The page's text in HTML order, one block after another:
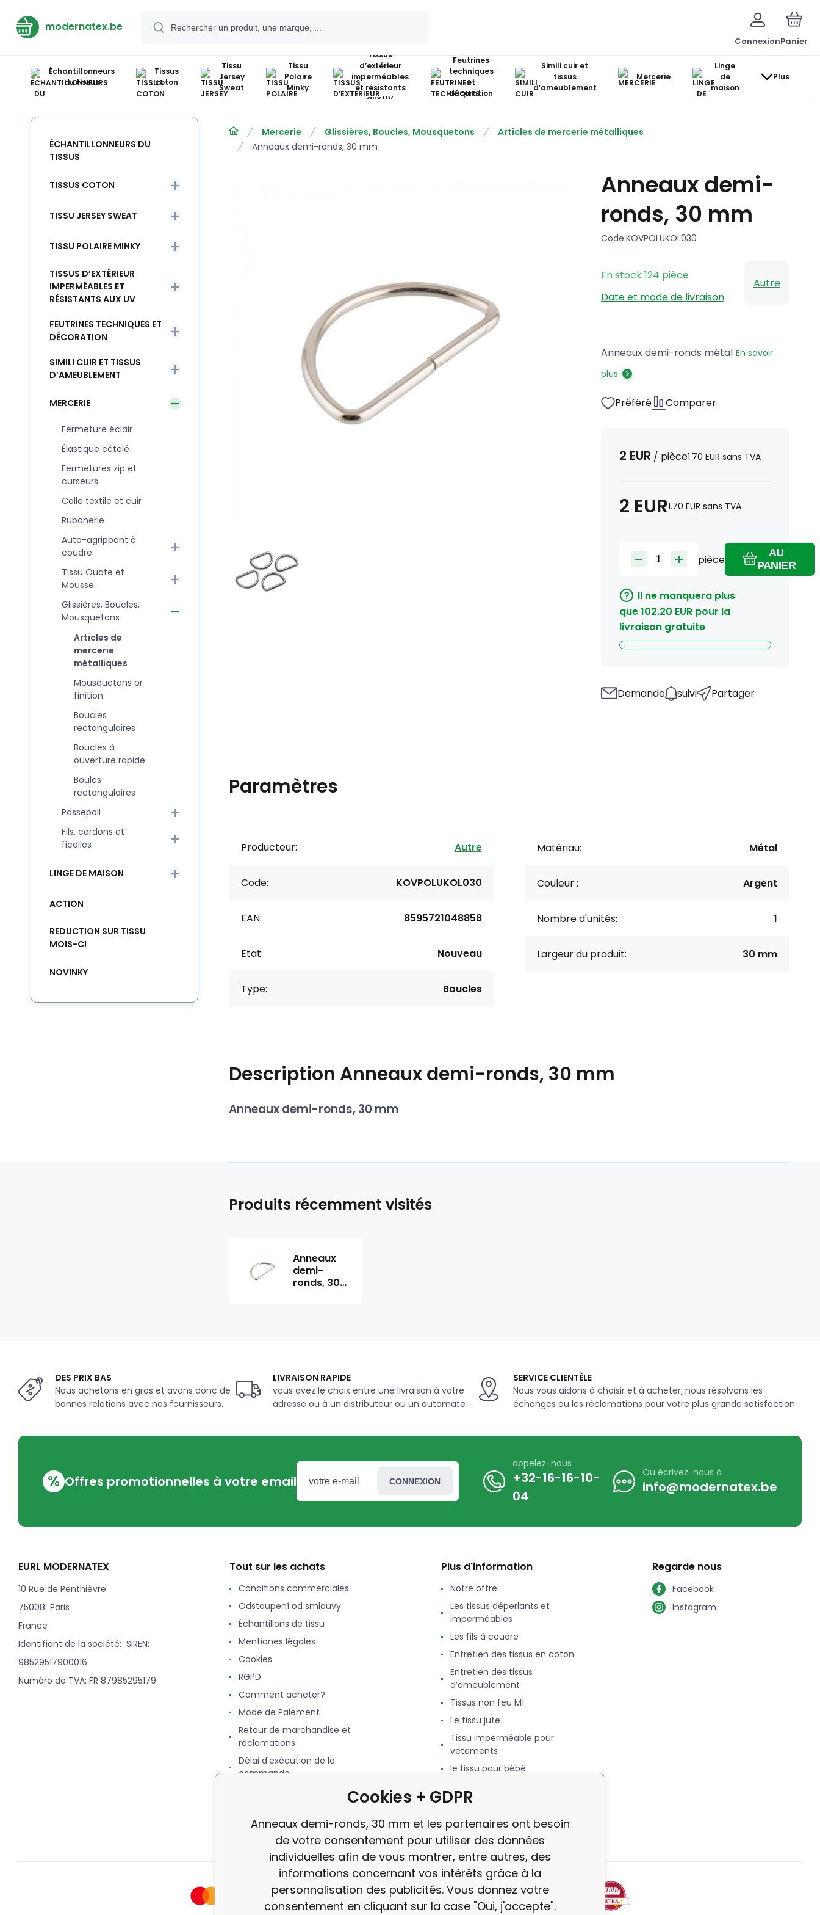
modernatex.be
ConnexionPanier
Échantillonneurs
du tissus
Tissus
coton
Tissu
Jersey
Sweat
Tissu
Polaire
Minky
Tissus
d’extérieur
imperméables
et résistants
aux UV
Feutrines
techniques
et
décoration
Simili cuir et
tissus
d’ameublement
Mercerie
Linge
de
maison
Plus
Mercerie Glissières, Boucles, Mousquetons
Articles de mercerie métalliques
Anneaux demi-ronds, 30 mm
Anneaux demi-
ronds, 30 mm
Code:KOVPOLUKOL030
En stock124 pièce
Date et mode de livraison
Autre
Anneaux demi-ronds métal En savoir
plus
Préféré Comparer
2 EUR / pièce1.70 EUR sans TVA
2 EUR1.70 EUR sans TVA
pièce
AU
PANIER
Il ne manquera plus
que102.20 EUR pour la
livraison gratuite
Demande suivi Partager
Paramètres
Producteur: Autre
Code: KOVPOLUKOL030
EAN: 8595721048858
Etat: Nouveau
Type: Boucles
Matériau: Métal
Couleur : Argent
Nombre d'unités: 1
Largeur du produit: 30 mm
Description Anneaux demi-ronds, 30 mm
Anneaux demi-ronds, 30 mm
ÉCHANTILLONNEURS DU
TISSUS
TISSUS COTON
TISSU JERSEY SWEAT
TISSU POLAIRE MINKY
TISSUS D’EXTÉRIEUR
IMPERMÉABLES ET
RÉSISTANTS AUX UV
FEUTRINES TECHNIQUES ET
DÉCORATION
SIMILI CUIR ET TISSUS
D’AMEUBLEMENT
MERCERIE
Fermeture éclair
Élastique côtelé
Fermetures zip et
curseurs
Colle textile et cuir
Rubanerie
Auto-agrippant à
coudre
Tissu Ouate et
Mousse
Glissières, Boucles,
Mousquetons
Articles de
mercerie
métalliques
Mousquetons or
finition
Boucles
rectangulaires
Boucles à
ouverture rapide
Boules
rectangulaires
Passepoil
Fils, cordons et
ficelles
LINGE DE MAISON
ACTION
REDUCTION SUR TISSU
MOIS-CI
NOVINKY
Produits récemment visités
Anneaux
demi-
ronds, 30
DES PRIX BAS
Nous achetons en gros et avons donc de
bonnes relations avec nos fournisseurs.
LIVRAISON RAPIDE
vous avez le choix entre une livraison à votre
adresse ou à un distributeur ou un automate
SERVICE CLIENTÈLE
Nous vous aidons à choisir et à acheter, nous résolvons les
échanges ou les réclamations pour votre plus grande satisfaction.
% Offres promotionnelles à votre email CONNEXION
appelez-nous
+32-16-16-10-
04
Ou écrivez-nous à
info@modernatex.be
EURL MODERNATEX
10 Rue de Penthièvre
75008 Paris
France
Identifiant de la société: SIREN:
98529517900016
Numéro de TVA: FR 87985295179
Tout sur les achats
Conditions commerciales
Odstoupení od smlouvy
Échantillons de tissu
Mentiones légales
Cookies
RGPD
Comment acheter?
Mode de Paiement
Retour de marchandise et
réclamations
Délai d'exécution de la
commande
Points, Bonus. Programme de
Plus d'information
Notre offre
Les tissus déperlants et
imperméables
Les fils à coudre
Entretien des tissus en coton
Entretien des tissus
d’ameublement
Tissus non feu M1
Le tissu jute
Tissu imperméable pour
vetements
le tissu pour bébé
Qu'est-ce que le Simili Cuir ?
avis
Regarde nous
Facebook
Instagram
Cookies + GDPR
Anneaux demi-ronds, 30 mm et les partenaires ont besoin
de votre consentement pour utiliser des données
individuelles afin de vous montrer, entre autres, des
informations concernant vos intérêts grâce à la
personnalisation des publicités. Vous donnez votre
consentement en cliquant sur la case "Oui, j'accepte".